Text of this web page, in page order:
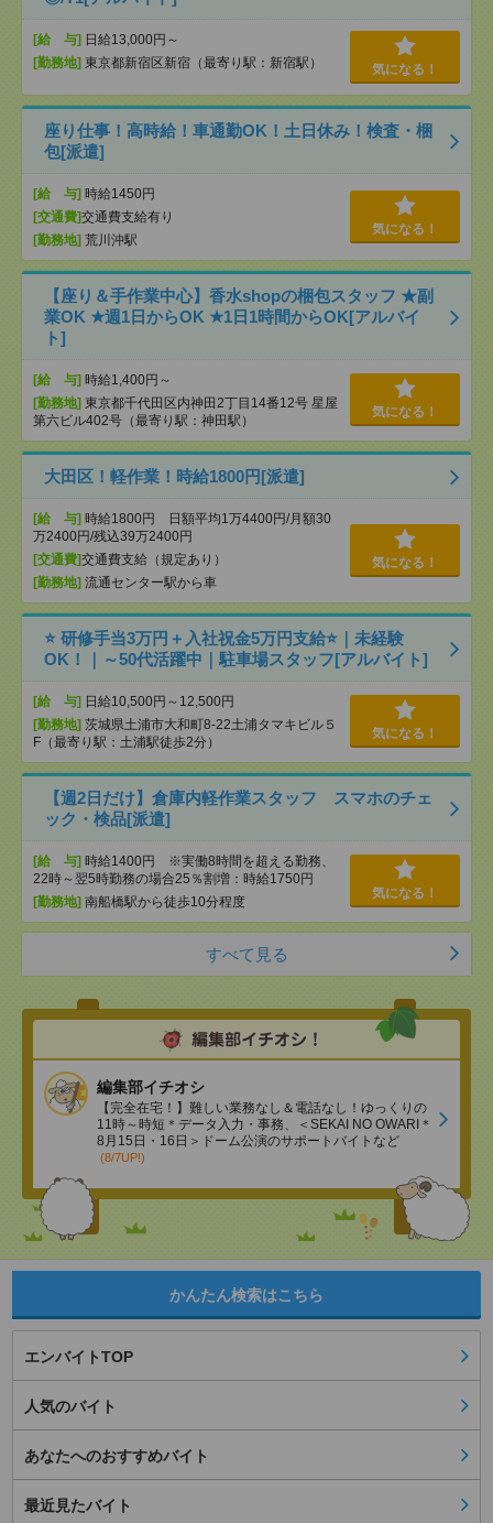
[給 与] 日給13,000円～
[勤務地] 東京都新宿区新宿（最寄り駅：新宿駅） 気になる！
座り仕事！高時給！車通勤OK！土日休み！検査・梱
包[派遣]
[給 与] 時給1450円
[交通費]交通費支給有り
[勤務地] 荒川沖駅
気になる！
【座り＆手作業中心】香水shopの梱包スタッフ ★副
業OK ★週1日からOK ★1日1時間からOK[アルバイ
ト]
[給 与] 時給1,400円～
[勤務地] 東京都千代田区内神田2丁目14番12号 星屋
第六ビル402号（最寄り駅：神田駅）
気になる！
大田区！軽作業！時給1800円[派遣]
[給 与] 時給1800円 日額平均1万4400円/月額30
万2400円/残込39万2400円
[交通費]交通費支給（規定あり）
[勤務地] 流通センター駅から車
気になる！
⭐ 研修手当3万円＋入社祝金5万円支給⭐｜未経験
OK！｜～50代活躍中｜駐車場スタッフ[アルバイト]
[給 与] 日給10,500円～12,500円
[勤務地] 茨城県土浦市大和町8-22土浦タマキビル５
F（最寄り駅：土浦駅徒歩2分）
気になる！
【週2日だけ】倉庫内軽作業スタッフ スマホのチェ
ック・検品[派遣]
[給 与] 時給1400円 ※実働8時間を超える勤務、
22時～翌5時勤務の場合25％割増：時給1750円
[勤務地] 南船橋駅から徒歩10分程度
気になる！
すべて見る
編集部イチオシ
【完全在宅！】難しい業務なし＆電話なし！ゆっくりの
11時～時短＊データ入力・事務、＜SEKAI NO OWARI＊
8月15日・16日＞ドーム公演のサポートバイトなど
(8/7UP!)
かんたん検索はこちら
エンバイトTOP
人気のバイト
あなたへのおすすめバイト
最近見たバイト